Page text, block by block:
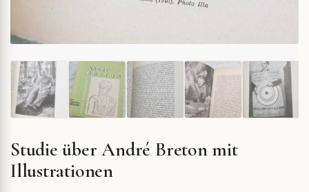
Studie über André Breton mit
Illustrationen